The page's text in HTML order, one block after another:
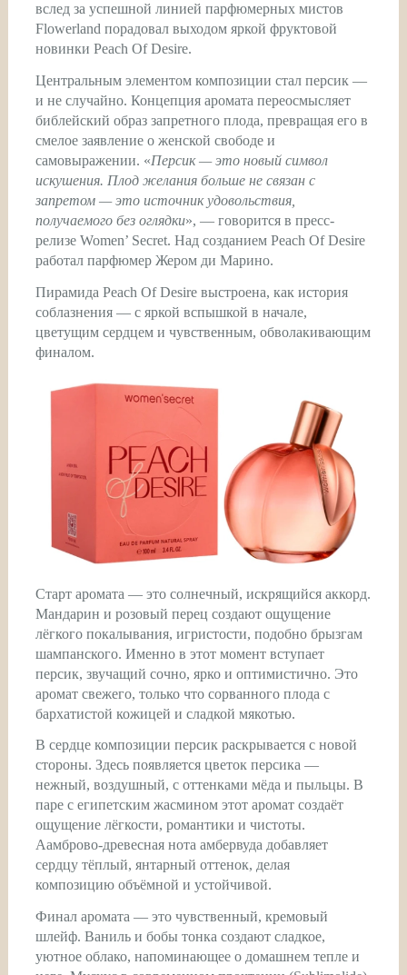
вслед за успешной линией парфюмерных мистов
Flowerland порадовал выходом яркой фруктовой
новинки Peach Of Desire.
Центральным элементом композиции стал персик —
и не случайно. Концепция аромата переосмысляет
библейский образ запретного плода, превращая его в
смелое заявление о женской свободе и
самовыражении. «Персик — это новый символ
искушения. Плод желания больше не связан с
запретом — это источник удовольствия,
получаемого без оглядки», — говорится в пресс-
релизе Women’ Secret. Над созданием Peach Of Desire
работал парфюмер Жером ди Марино.
Пирамида Peach Of Desire выстроена, как история
соблазнения — с яркой вспышкой в начале,
цветущим сердцем и чувственным, обволакивающим
финалом.
Старт аромата — это солнечный, искрящийся аккорд.
Мандарин и розовый перец создают ощущение
лёгкого покалывания, игристости, подобно брызгам
шампанского. Именно в этот момент вступает
персик, звучащий сочно, ярко и оптимистично. Это
аромат свежего, только что сорванного плода с
бархатистой кожицей и сладкой мякотью.
В сердце композиции персик раскрывается с новой
стороны. Здесь появляется цветок персика —
нежный, воздушный, с оттенками мёда и пыльцы. В
паре с египетским жасмином этот аромат создаёт
ощущение лёгкости, романтики и чистоты.
Аамброво-древесная нота амбервуда добавляет
сердцу тёплый, янтарный оттенок, делая
композицию объёмной и устойчивой.
Финал аромата — это чувственный, кремовый
шлейф. Ваниль и бобы тонка создают сладкое,
уютное облако, напоминающее о домашнем тепле и